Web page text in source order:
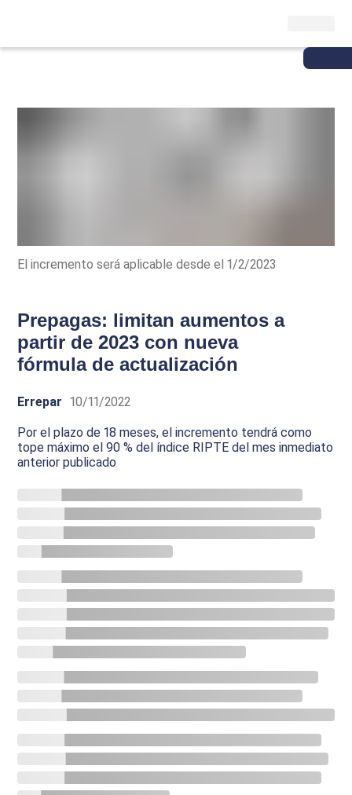
El incremento será aplicable desde el 1/2/2023
Prepagas: limitan aumentos a
partir de 2023 con nueva
fórmula de actualización
Errepar 10/11/2022
Por el plazo de 18 meses, el incremento tendrá como
tope máximo el 90 % del índice RIPTE del mes inmediato
anterior publicado